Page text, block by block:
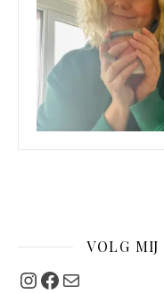
VOLG
Instagram
Facebook
Mail